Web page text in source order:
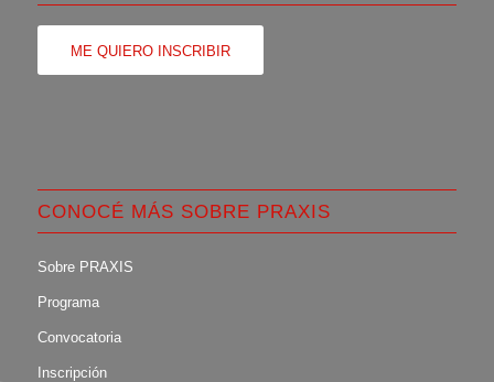
ME QUIERO INSCRIBIR
CONOCÉ MÁS SOBRE PRAXIS
Sobre PRAXIS
Programa
Convocatoria
Inscripción